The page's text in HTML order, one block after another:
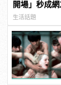
開場」秒成
型男
生活話題